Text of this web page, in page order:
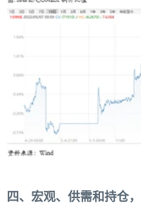
四、宏观、供需和持仓